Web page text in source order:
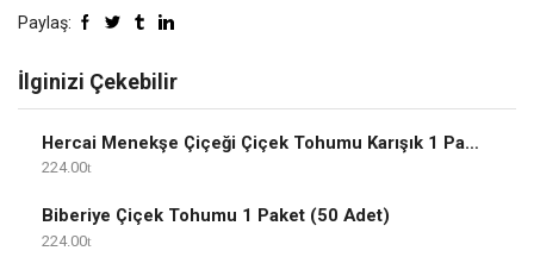
Paylaş:
İlginizi Çekebilir
Hercai Menekşe Çiçeği Çiçek Tohumu Karışık 1 Paket
224.00
Biberiye Çiçek Tohumu 1 Paket (50 Adet)
224.00